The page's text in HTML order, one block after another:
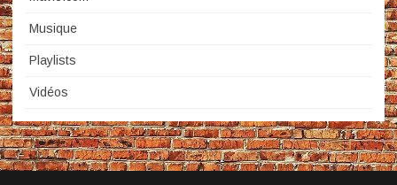
Musique
Playlists
Vidéos